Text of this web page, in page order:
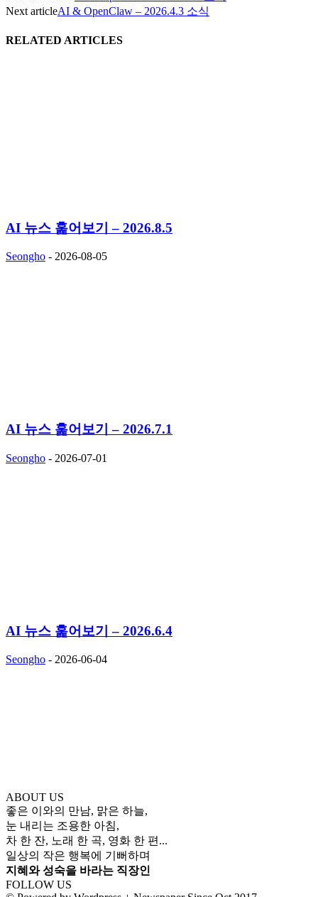
Next articleAI & OpenClaw – 2026.4.3 소식
RELATED ARTICLES
AI 뉴스 훑어보기 – 2026.8.5
Seongho - 2026-08-05
AI 뉴스 훑어보기 – 2026.7.1
Seongho - 2026-07-01
AI 뉴스 훑어보기 – 2026.6.4
Seongho - 2026-06-04
ABOUT US
좋은 이와의 만남, 맑은 하늘,
눈 내리는 조용한 아침,
차 한 잔, 노래 한 곡, 영화 한 편...
일상의 작은 행복에 기뻐하며
지혜와 성숙을 바라는 직장인
FOLLOW US